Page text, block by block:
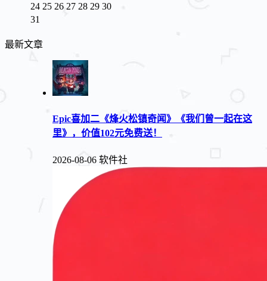
24 25 26 27 28 29 30
31
最新文章
Epic喜加二《烽火松镇奇闻》《我们曾一起在这
里》，价值102元免费送！
2026-08-06 软件社